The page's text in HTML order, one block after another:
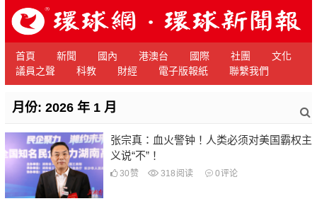
首頁 新聞 國內 港澳台 國際 社團
文化
議員之聲
科教 財經 電子版報紙 聯繫我們
月份: 2026 年 1 月
张宗真：血火警钟！人类必须对美国霸权主
义说“不”！
30 赞 318 阅读 0评论